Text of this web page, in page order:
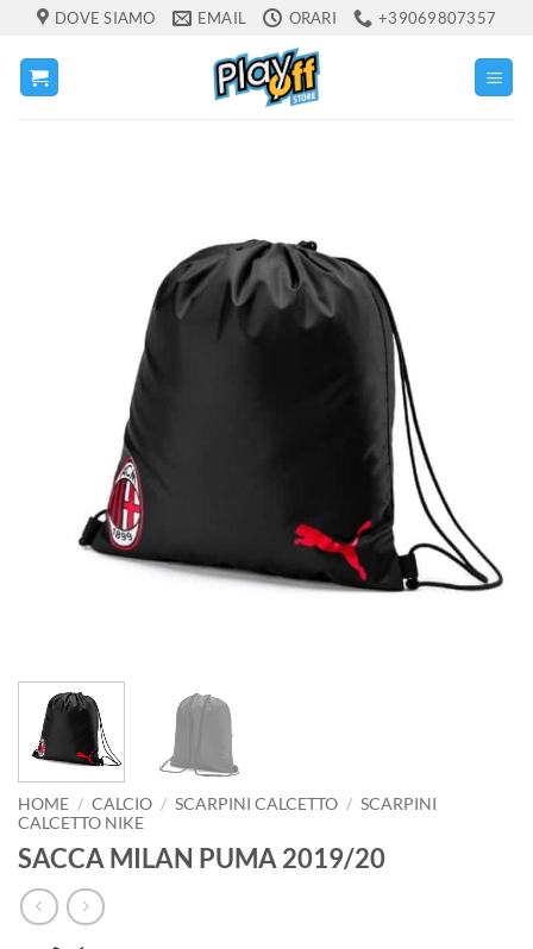
Salta
contenuti
DOVE SIAMO EMAIL ORARI +39069807357
HOME / CALCIO / SCARPINI CALCETTO / SCARPINI
CALCETTO NIKE
SACCA MILAN PUMA 2019/20